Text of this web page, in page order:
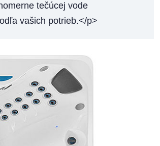
tečúcej vode
vašich potrieb.</p>